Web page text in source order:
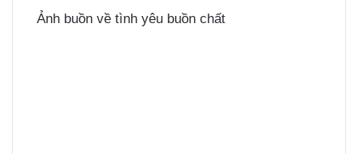
Ảnh buồn về tình yêu buồn chất